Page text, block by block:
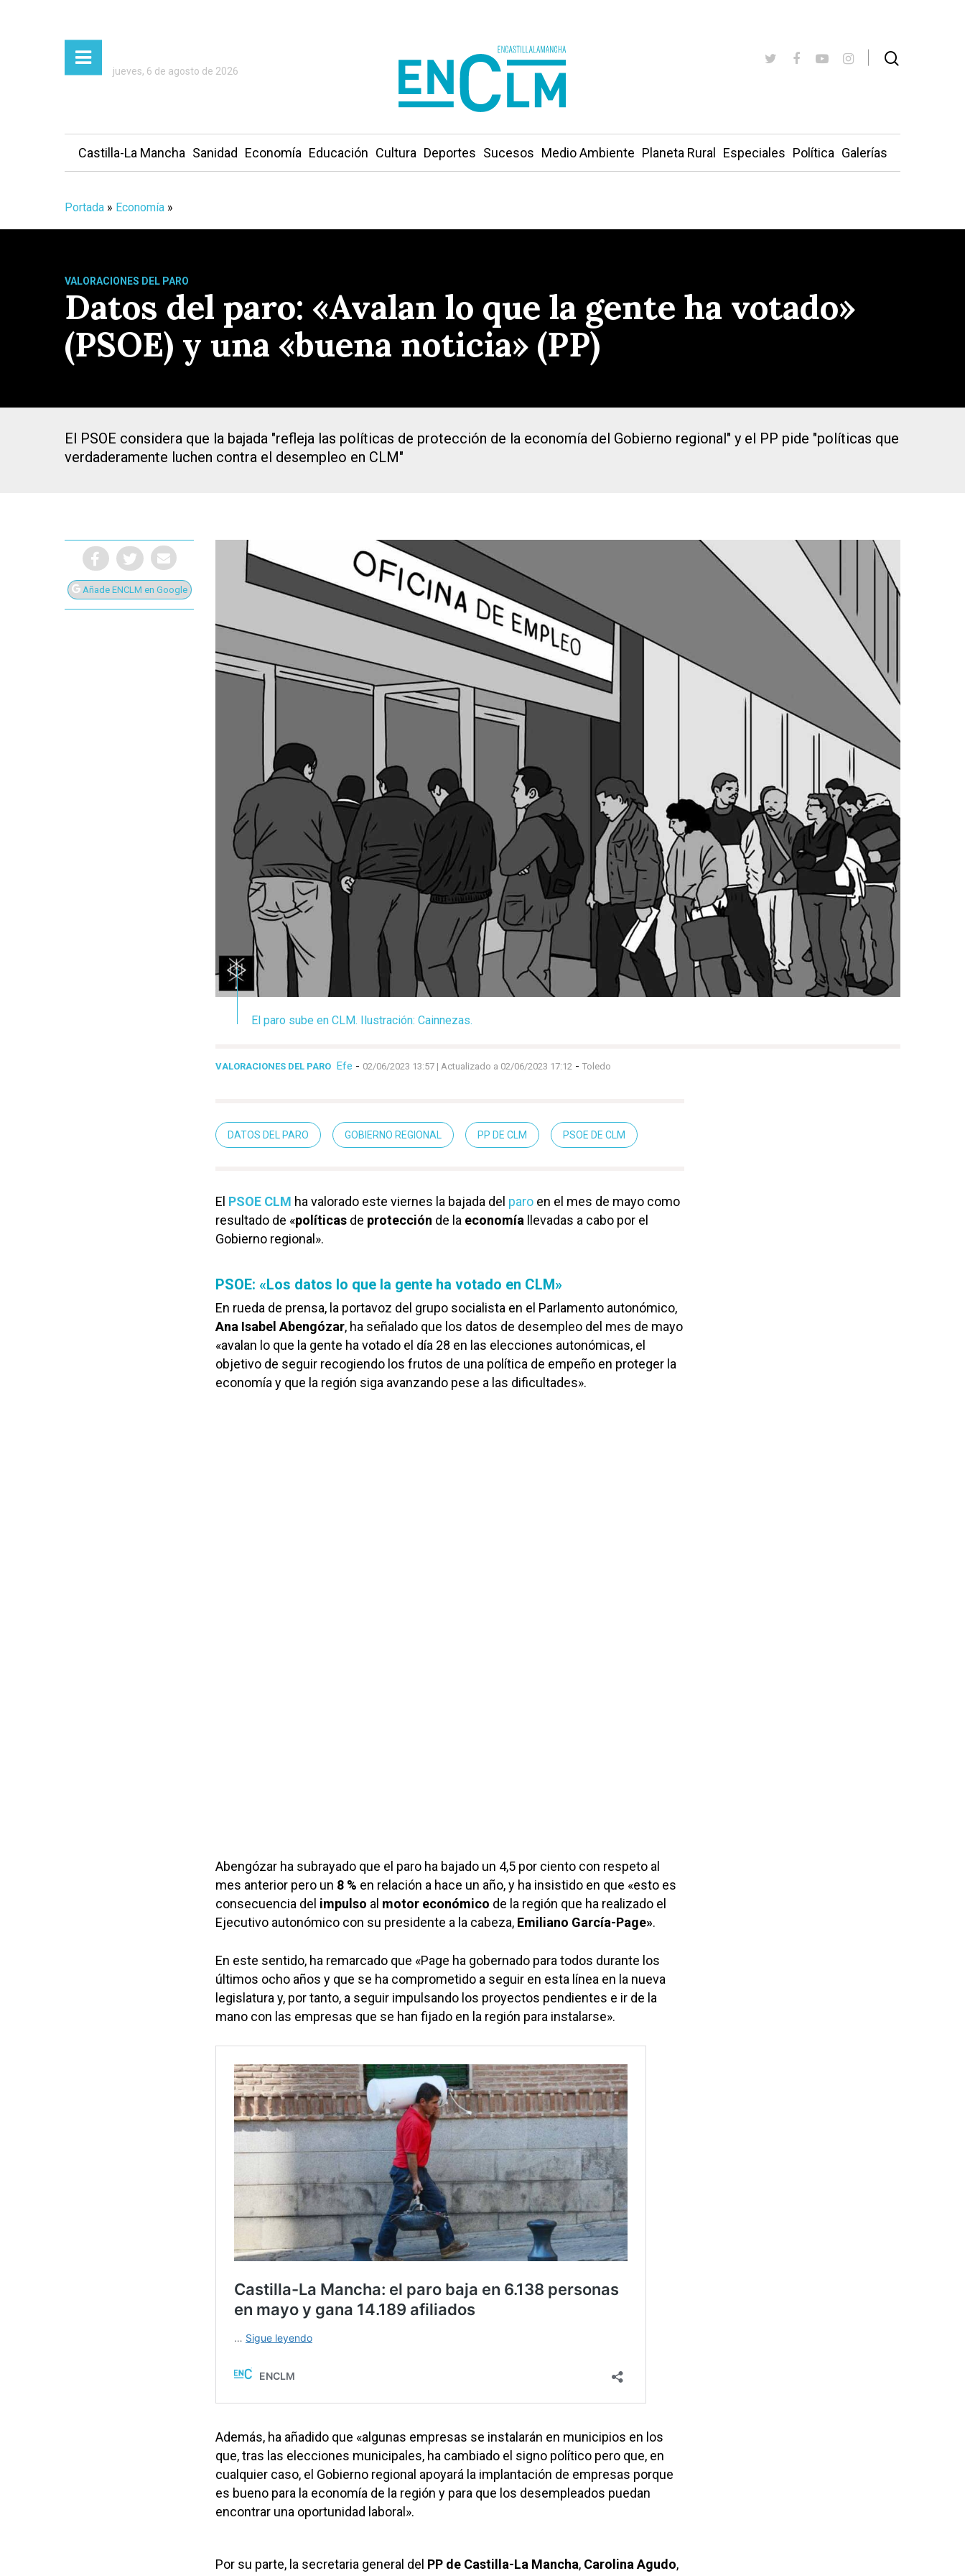
Presiona Intro para buscar o ESC para cerrar
jueves, 6 de agosto de 2026
Castilla-La Mancha Sanidad Economía Educación Cultura Deportes Sucesos Medio Ambiente Planeta Rural Especiales Política Galerías
Portada » Economía »
VALORACIONES DEL PARO
Datos del paro: «Avalan lo que la gente ha votado»
(PSOE) y una «buena noticia» (PP)
El PSOE considera que la bajada "refleja las políticas de protección de la economía del Gobierno regional" y el PP pide "políticas que
verdaderamente luchen contra el desempleo en CLM"
Añade ENCLM en Google
El paro sube en CLM. Ilustración: Cainnezas.
VALORACIONES DEL PARO Efe - 02/06/2023 13:57 | Actualizado a 02/06/2023 17:12 - Toledo
DATOS DEL PARO GOBIERNO REGIONAL PP DE CLM PSOE DE CLM
El PSOE CLM ha valorado este viernes la bajada del paro en el mes de mayo como
resultado de «políticas de protección de la economía llevadas a cabo por el
Gobierno regional».
PSOE: «Los datos lo que la gente ha votado en CLM»
En rueda de prensa, la portavoz del grupo socialista en el Parlamento autonómico,
Ana Isabel Abengózar, ha señalado que los datos de desempleo del mes de mayo
«avalan lo que la gente ha votado el día 28 en las elecciones autonómicas, el
objetivo de seguir recogiendo los frutos de una política de empeño en proteger la
economía y que la región siga avanzando pese a las dificultades».
Abengózar ha subrayado que el paro ha bajado un 4,5 por ciento con respeto al
mes anterior pero un 8 % en relación a hace un año, y ha insistido en que «esto es
consecuencia del impulso al motor económico de la región que ha realizado el
Ejecutivo autonómico con su presidente a la cabeza, Emiliano García-Page».
En este sentido, ha remarcado que «Page ha gobernado para todos durante los
últimos ocho años y que se ha comprometido a seguir en esta línea en la nueva
legislatura y, por tanto, a seguir impulsando los proyectos pendientes e ir de la
mano con las empresas que se han fijado en la región para instalarse».
Además, ha añadido que «algunas empresas se instalarán en municipios en los
que, tras las elecciones municipales, ha cambiado el signo político pero que, en
cualquier caso, el Gobierno regional apoyará la implantación de empresas porque
es bueno para la economía de la región y para que los desempleados puedan
encontrar una oportunidad laboral».
Por su parte, la secretaria general del PP de Castilla-La Mancha, Carolina Agudo,